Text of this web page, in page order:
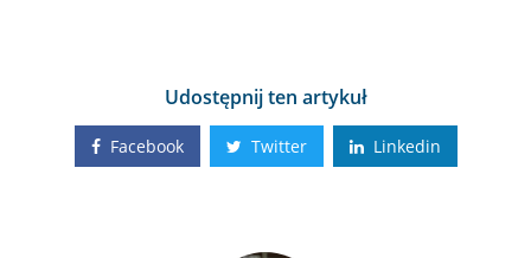
Udostępnij ten artykuł
Facebook Twitter Linkedin